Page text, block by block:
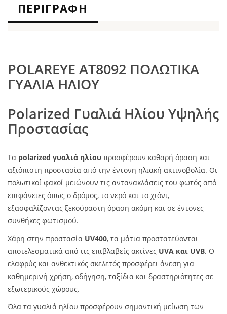
ΠΕΡΙΓΡΑΦΉ
POLAREYE AT8092 ΠΟΛΩΤΙΚΑ
ΓΥΑΛΙΑ ΗΛΙΟΥ
Polarized Γυαλιά Ηλίου Υψηλής
Προστασίας
Τα polarized γυαλιά ηλίου προσφέρουν καθαρή όραση και
αξιόπιστη προστασία από την έντονη ηλιακή ακτινοβολία. Οι
πολωτικοί φακοί μειώνουν τις αντανακλάσεις του φωτός από
επιφάνειες όπως ο δρόμος, το νερό και το χιόνι,
εξασφαλίζοντας ξεκούραστη όραση ακόμη και σε έντονες
συνθήκες φωτισμού.
Χάρη στην προστασία UV400, τα μάτια προστατεύονται
αποτελεσματικά από τις επιβλαβείς ακτίνες UVA και UVB. Ο
ελαφρύς και ανθεκτικός σκελετός προσφέρει άνεση για
καθημερινή χρήση, οδήγηση, ταξίδια και δραστηριότητες σε
εξωτερικούς χώρους.
Όλα τα γυαλιά ηλίου προσφέρουν σημαντική μείωση των